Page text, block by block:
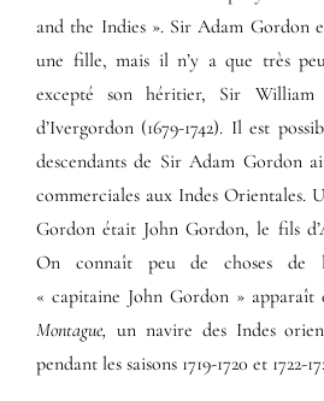
and the Indies ». Sir Adam Gordon
une fille, mais il n’y a que très
excepté son héritier, Sir William
d’Ivergordon (1679-1742). Il est
descendants de Sir Adam Gordon
commerciales aux Indes Orientales.
Gordon était John Gordon, le fils
On connaît peu de choses de
« capitaine John Gordon » apparaît
Montague, un navire des Indes
pendant les saisons 1719-1720 et 1722-